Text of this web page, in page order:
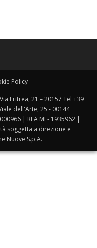
Policy
Eritrea, 21 – 20157 Tel +39
dell'Arte, 25 - 00144
| REA MI - 1935962 |
soggetta a direzione e
Nuove S.p.A.